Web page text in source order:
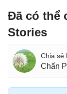
Đã có thể
Stories
Chấn